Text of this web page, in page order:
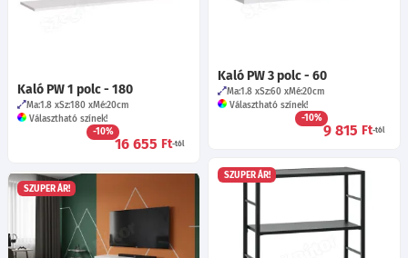
Kaló PW 3 polc - 60
Ma:1.8 Sz:60 Mé:20cm
Választható színek!
-10%
9 815 Ft-tól
Kaló PW 1 polc - 180
Ma:1.8 Sz:180 Mé:20cm
Választható színek!
-10%
16 655 Ft-tól
SZUPER ÁR!
SZUPER ÁR!